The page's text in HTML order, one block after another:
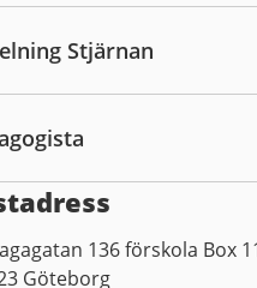
Stjärnan
136 förskola Box
Göteborg